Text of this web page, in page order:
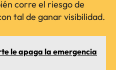
corre el riesgo de
tal de ganar visibilidad.
le apaga la emergencia